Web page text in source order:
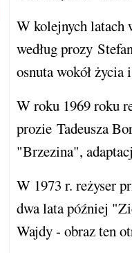
W kolejnych latach
według prozy
osnuta wokół
W roku 1969 roku
prozie Tadeusza
"Brzezina",
W 1973 r. reżyser
dwa lata później
Wajdy - obraz ten